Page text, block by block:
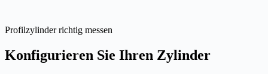
Profilzylinder richtig messen
Konfigurieren Sie Ihren Zylinder